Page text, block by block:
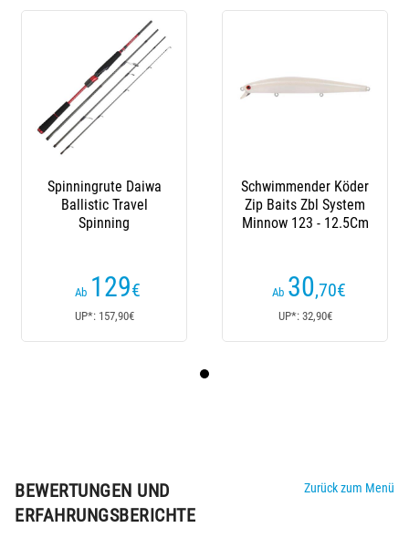
Spinningrute Daiwa
Ballistic Travel
Spinning
Ab 129€
UP*: 157,90€
Schwimmender Köder
Zip Baits Zbl System
Minnow 123 - 12.5Cm
Ab 30,70€
UP*: 32,90€
BEWERTUNGEN UND
ERFAHRUNGSBERICHTE
Zurück zum Menü